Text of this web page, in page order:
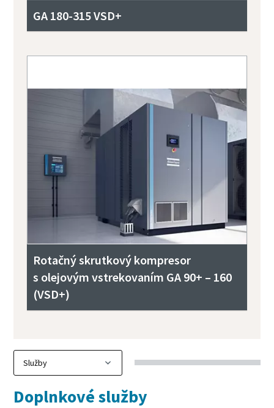
GA 180-315 VSD+
Rotačný skrutkový kompresor
s olejovým vstrekovaním GA 90+ – 160
(VSD+)
Doplnkové služby